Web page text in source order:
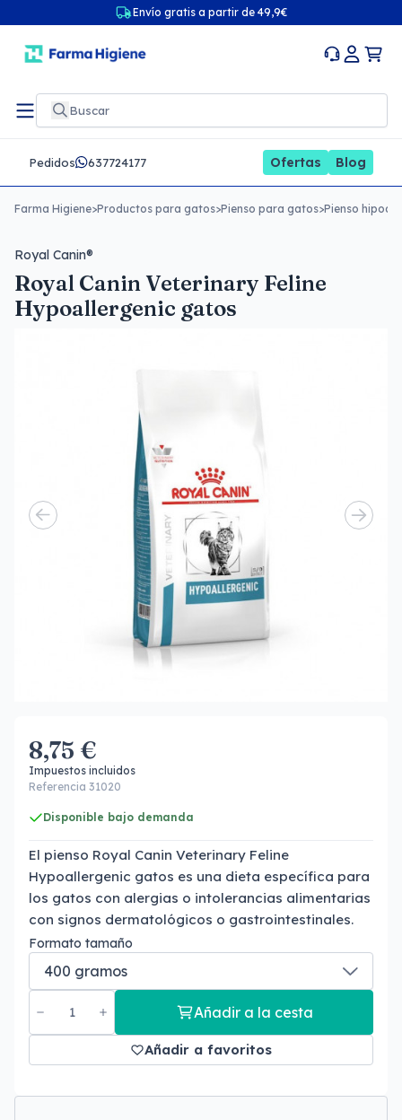
Envío gratis a partir de 49,9€
Pedidos 637724177 Ofertas Blog
Farma Higiene>Productos para gatos>Pienso para gatos>Pienso
Royal Canin®
Royal Canin Veterinary Feline
Hypoallergenic gatos
8,75 €
Impuestos incluidos
Referencia 31020
Disponible bajo demanda
El pienso Royal Canin Veterinary Feline
Hypoallergenic gatos es una dieta específica para
los gatos con alergias o intolerancias alimentarias
con signos dermatológicos o gastrointestinales.
Formato tamaño
Añadir a la cesta
Añadir a favoritos